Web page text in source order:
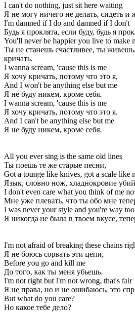
I can't do nothing, just sit here waiting
Я не могу ничего не делать, сидеть и
I'm damned if I do and damned if I don't
Будь я проклята, если буду, будь я
You'll never be happier you live to make
Ты не станешь счастливее, ты
кричать.
I wanna scream, 'cause this is me
Я хочу кричать, потому что это я,
And I won't be anything else but me
Я не буду никем, кроме себя.
I wanna scream, 'cause this is me
Я хочу кричать, потому что это я.
And I can't be anything else but me
Я не буду никем, кроме себя.
All you ever sing is the same old lines
Ты поешь те же старые песни,
Got a tounge like knives, got a scale like
Язык, словно нож, хладнокровие
I don't even care what you think of me
Мне уже плевать, что ты обо мне
I was never your style and you're way
Я никогда не была в твоем вкусе,
I'm not afraid of breaking these chains
Я не боюсь сорвать эти цепи,
Before you go and kill me
До того, как ты меня убьешь.
I'm not right but I'm not wrong, that's fair
Я не права, но и не ошибаюсь, это
But what do you care?
Но какое тебе дело?